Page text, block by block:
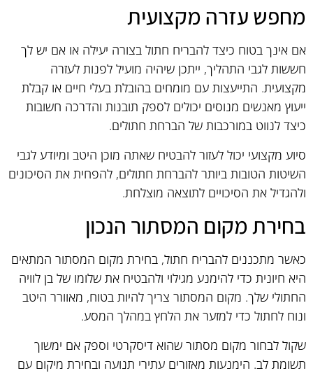
מחפש עזרה מקצועית
אם אינך בטוח כיצד להבריח חתול בצורה יעילה או אם יש לך
חששות לגבי התהליך, ייתכן שיהיה מועיל לפנות לעזרה
מקצועית. התייעצות עם מומחים בהובלת בעלי חיים או קבלת
ייעוץ מאנשים מנוסים יכולים לספק תובנות והדרכה חשובות
כיצד לנווט במורכבות של הברחת חתולים.
סיוע מקצועי יכול לעזור להבטיח שאתה מוכן היטב ומיודע לגבי
השיטות הטובות ביותר להברחת חתולים, להפחית את הסיכונים
ולהגדיל את הסיכויים לתוצאה מוצלחת.
בחירת מקום המסתור הנכון
כאשר מתכננים להבריח חתול, בחירת מקום המסתור המתאים
היא חיונית כדי להימנע מגילוי ולהבטיח את שלומו של בן לוויה
החתולי שלך. מקום המסתור צריך להיות בטוח, מאוורר היטב
ונוח לחתול כדי למזער את הלחץ במהלך המסע.
שקול לבחור מקום מסתור שהוא דיסקרטי וספק אם ימשוך
תשומת לב. הימנעות מאזורים עתירי תנועה ובחירת מיקום עם